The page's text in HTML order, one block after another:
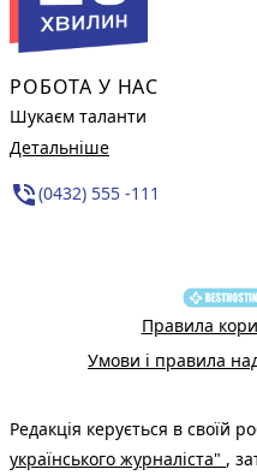
РОБОТА У НАС
Шукаєм таланти
Детальніше
phone_in_talk(0432) 555 -111
Правила
Умови і правила
Редакція керується в своїй
українського журналіста" ,